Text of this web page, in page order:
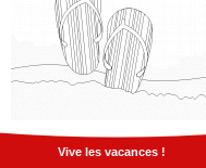
Vive les vacances !